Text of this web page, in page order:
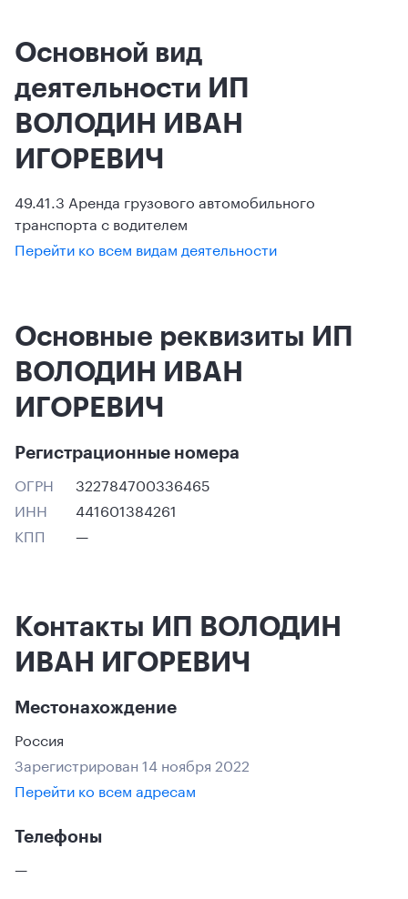
Основной вид
деятельности ИП
ВОЛОДИН ИВАН
ИГОРЕВИЧ
49.41.3 Аренда грузового автомобильного
транспорта с водителем
Перейти ко всем видам деятельности
Основные реквизиты ИП
ВОЛОДИН ИВАН
ИГОРЕВИЧ
Регистрационные номера
ОГРН
322784700336465
ИНН
441601384261
КПП
—
Контакты ИП ВОЛОДИН
ИВАН ИГОРЕВИЧ
Местонахождение
Россия
Зарегистрирован 14 ноября 2022
Перейти ко всем адресам
Телефоны
—